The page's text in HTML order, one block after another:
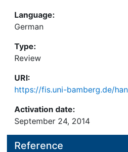
Language:
German
Type:
Review
URI:
https://fis.uni-bamberg.de/
Activation date:
September 24, 2014
Reference